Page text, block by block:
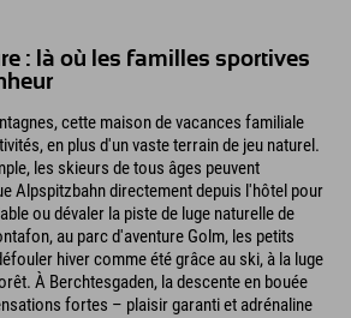
: là où les familles sportives
cette maison de vacances familiale
en plus d'un vaste terrain de jeu naturel.
les skieurs de tous âges peuvent
Alpspitzbahn directement depuis l'hôtel pour
ou dévaler la piste de luge naturelle de
au parc d'aventure Golm, les petits
hiver comme été grâce au ski, à la luge
À Berchtesgaden, la descente en bouée
fortes – plaisir garanti et adrénaline